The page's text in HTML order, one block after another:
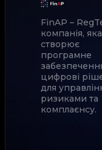
FinAP –
компанія, яка
створює
програмне
цифрові
для
ризиками та
комплаєнсу.